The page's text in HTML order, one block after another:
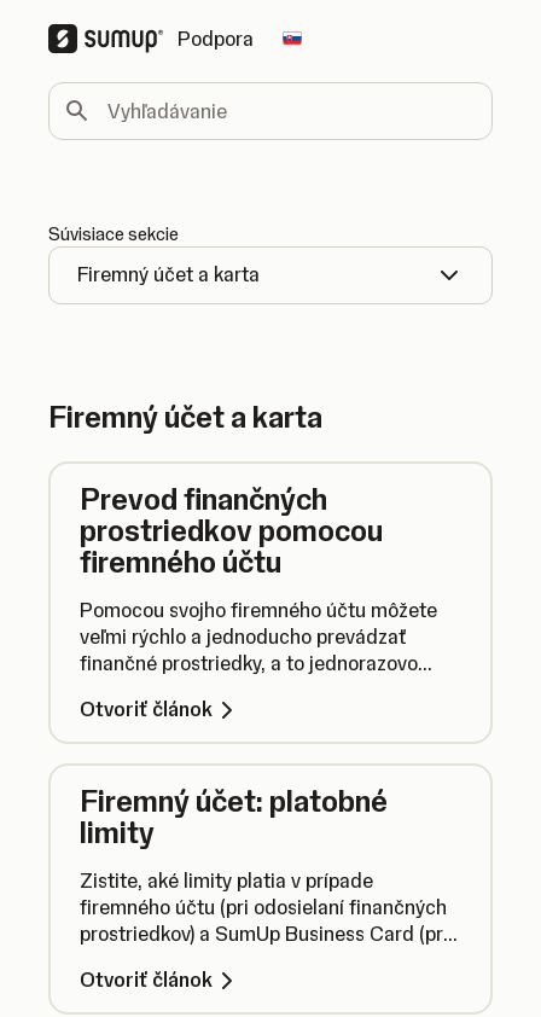
Podpora Change country
Vyhľadávanie
Súvisiace sekcie
Firemný účet a karta
Firemný účet a karta
Prevod finančných
prostriedkov pomocou
firemného účtu
Pomocou svojho firemného účtu môžete
veľmi rýchlo a jednoducho prevádzať
finančné prostriedky, a to jednorazovo
prevádzať na eurové účty v členských
krajinách SEPA.
Otvoriť článok
Firemný účet: platobné
limity
Zistite, aké limity platia v prípade
firemného účtu (pri odosielaní finančných
prostriedkov) a SumUp Business Card (pri
Otvoriť článok